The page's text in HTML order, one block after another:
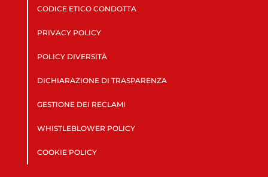
CODICE ETICO CONDOTTA
PRIVACY POLICY
POLICY DIVERSITÀ
DICHIARAZIONE DI TRASPARENZA
GESTIONE DEI RECLAMI
WHISTLEBLOWER POLICY
COOKIE POLICY